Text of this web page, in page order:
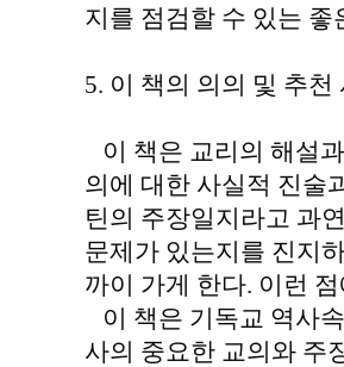
지를 점검할 수 있는
5. 이 책의 의의 및 추천
이 책은 교리의 해설
의에 대한 사실적 진술
틴의 주장일지라고 과
문제가 있는지를 진지
까이 가게 한다. 이런
이 책은 기독교 역사
사의 중요한 교의와 주